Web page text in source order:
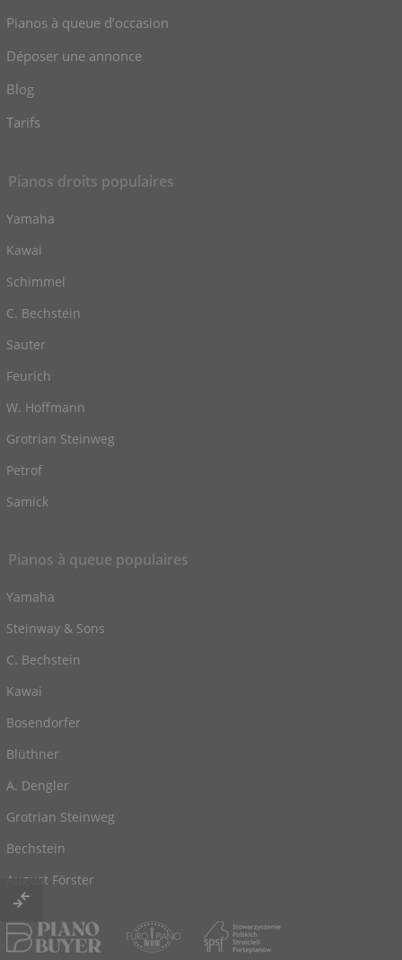
Pianos à queue d’occasion
Déposer une annonce
Blog
Tarifs
Pianos droits populaires
Yamaha
Kawai
Schimmel
C. Bechstein
Sauter
Feurich
W. Hoffmann
Grotrian Steinweg
Petrof
Samick
Pianos à queue populaires
Yamaha
Steinway & Sons
C. Bechstein
Kawai
Bosendorfer
Blüthner
A. Dengler
Grotrian Steinweg
Bechstein
August Förster